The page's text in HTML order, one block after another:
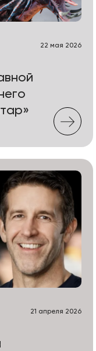
22 мая 2026
21 апреля 2026